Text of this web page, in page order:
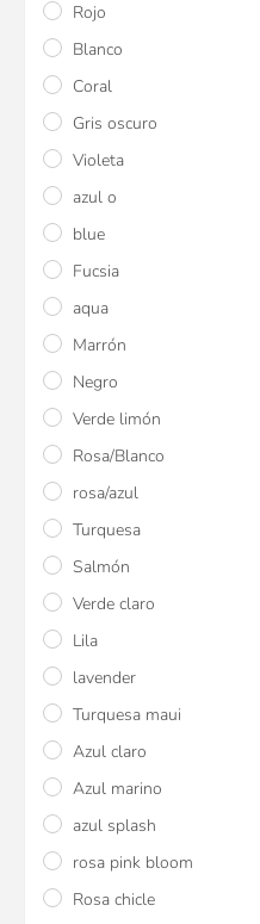
Rojo
Blanco
Coral
Gris oscuro
Violeta
azul o
blue
Fucsia
aqua
Marrón
Negro
Verde limón
Rosa/Blanco
rosa/azul
Turquesa
Salmón
Verde claro
Lila
lavender
Turquesa maui
Azul claro
Azul marino
azul splash
rosa pink bloom
Rosa chicle